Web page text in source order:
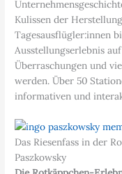
Kulissen der
Tagesausflügler:innen
Ausstellungserlebnis
Überraschungen und
werden. Über 50
informativen und
Das Riesenfass in der
Paszkowsky